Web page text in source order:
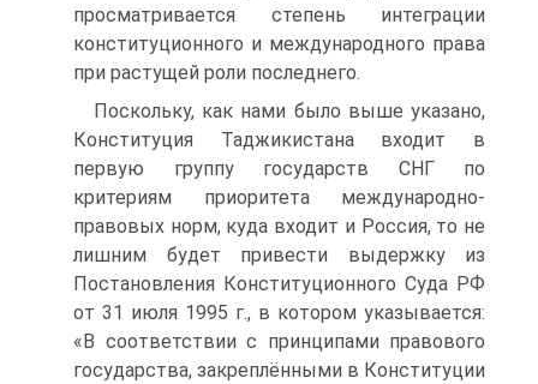
просматривается степень интеграции
конституционного и международного права
при растущей роли последнего.
Поскольку, как нами было выше указано,
Конституция Таджикистана входит в
первую группу государств СНГ по
критериям приоритета международно-
правовых норм, куда входит и Россия, то не
лишним будет привести выдержку из
Постановления Конституционного Суда РФ
от 31 июля 1995 г., в котором указывается:
«В соответствии с принципами правового
государства, закреплёнными в Конституции